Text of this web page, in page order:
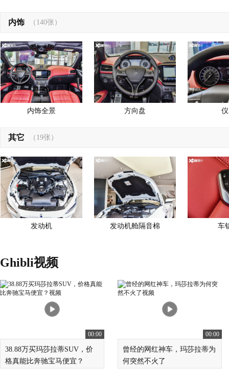
内饰 （140张）
内饰全景 方向盘
其它 （19张）
发动机 发动机舱隔音棉 车
Ghibli视频
00:00
38.88万买玛莎拉蒂SUV，价
格真能比奔驰宝马便宜？
00:00
曾经的网红神车，玛莎拉蒂为
何突然不火了